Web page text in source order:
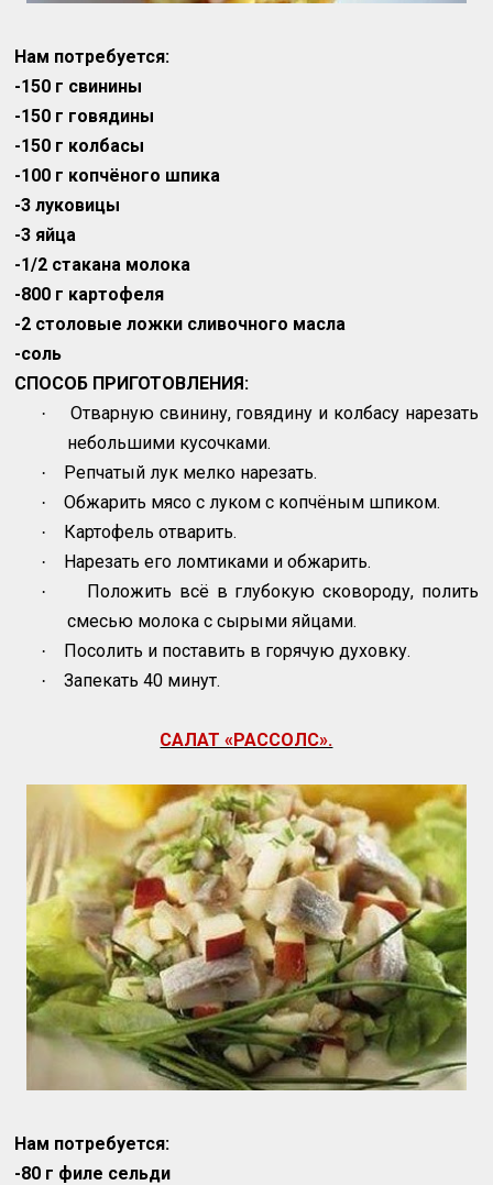
Нам потребуется:
-150 г свинины
-150 г говядины
-150 г колбасы
-100 г копчёного шпика
-3 луковицы
-3 яйца
-1/2 стакана молока
-800 г картофеля
-2 столовые ложки сливочного масла
-соль
СПОСОБ ПРИГОТОВЛЕНИЯ:
·
Отварную свинину, говядину и колбасу нарезать
небольшими кусочками.
· Репчатый лук мелко нарезать.
· Обжарить мясо с луком с копчёным шпиком.
· Картофель отварить.
· Нарезать его ломтиками и обжарить.
·
Положить всё в глубокую сковороду, полить
смесью молока с сырыми яйцами.
· Посолить и поставить в горячую духовку.
· Запекать 40 минут.
САЛАТ «РАССОЛС».
Нам потребуется:
-80 г филе сельди